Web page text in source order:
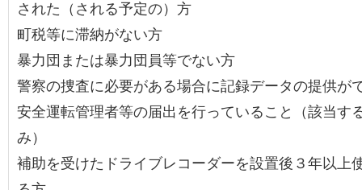
された（される予定の）方
町税等に滞納がない方
暴力団または暴力団員等でない方
警察の捜査に必要がある場合に記録データの提供が
安全運転管理者等の届出を行っていること（該当す
み）
補助を受けたドライブレコーダーを設置後３年以上